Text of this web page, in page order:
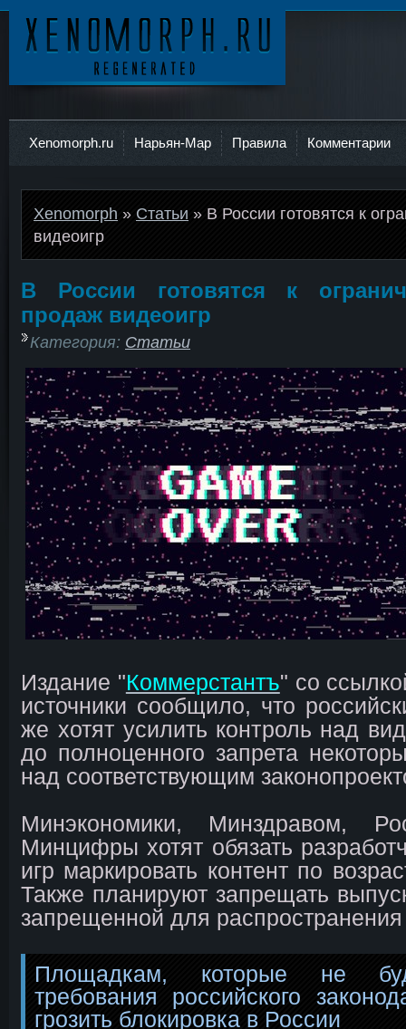
Xenomorph.ru Нарьян-Мар Правила Комментарии
Xenomorph » Статьи » В России готовятся к
видеоигр
В России готовятся к
продаж видеоигр
Категория: Статьи
Издание "Коммерстантъ" со
источники сообщило, что
же хотят усилить контроль над
до полноценного запрета
над соответствующим
Минэкономики, Минздравом,
Минцифры хотят обязать
игр маркировать контент по
Также планируют запрещать
запрещенной для
Площадкам, которые не
требования российского
грозить блокировка в России